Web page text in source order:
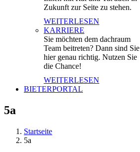
Zukunft zur Seite zu stehen.
WEITERLESEN
KARRIERE
Sie möchten dem dachraum
Team beitreten? Dann sind Sie
hier genau richtig. Nutzen Sie
die Chance!
WEITERLESEN
BIETERPORTAL
5a
Startseite
5a